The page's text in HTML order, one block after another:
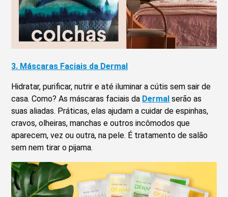
3. Máscaras Faciais da Dermal
Hidratar, purificar, nutrir e até iluminar a cútis sem sair de
casa. Como? As máscaras faciais da Dermal serão as
suas aliadas. Práticas, elas ajudam a cuidar de espinhas,
cravos, olheiras, manchas e outros incômodos que
aparecem, vez ou outra, na pele. É tratamento de salão
sem nem tirar o pijama.